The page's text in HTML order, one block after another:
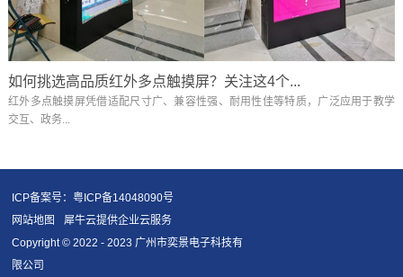
如何挑选高品质红外多点触摸屏？关注这4个...
红外多点触摸屏凭借适配尺寸广、兼容性强、耐用性佳等特质，广泛应用于教学
交互、政务...
ICP备案号：粤ICP备14048090号
网站地图
犀牛云提供企业云服务
Copyright © 2022 - 2023 广州市奕景电子科技有
限公司